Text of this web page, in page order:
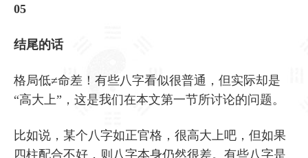
05
结尾的话
格局低≠命差！有些八字看似很普通，但实际却是
“高大上”，这是我们在本文第一节所讨论的问题。
比如说，某个八字如正官格，很高大上吧，但如果
四柱配合不好，则八字本身仍然很差。有些八字是